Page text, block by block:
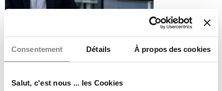
Consentement Détails À propos des cookies
Salut, c'est nous ... les Cookies
Notre métier est de faire grandir les entreprises.